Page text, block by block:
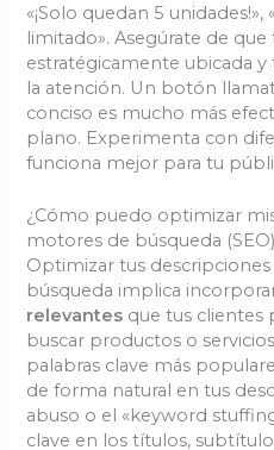
«¡Solo quedan 5
limitado». Asegúrate de que
estratégicamente ubicada
la atención. Un botón
conciso es mucho más
plano. Experimenta con
funciona mejor para tu
¿Cómo puedo optimizar
motores de búsqueda
Optimizar tus
búsqueda implica
relevantes que tus clientes
buscar productos o
palabras clave más
de forma natural en tus
abuso o el «keyword
clave en los títulos,